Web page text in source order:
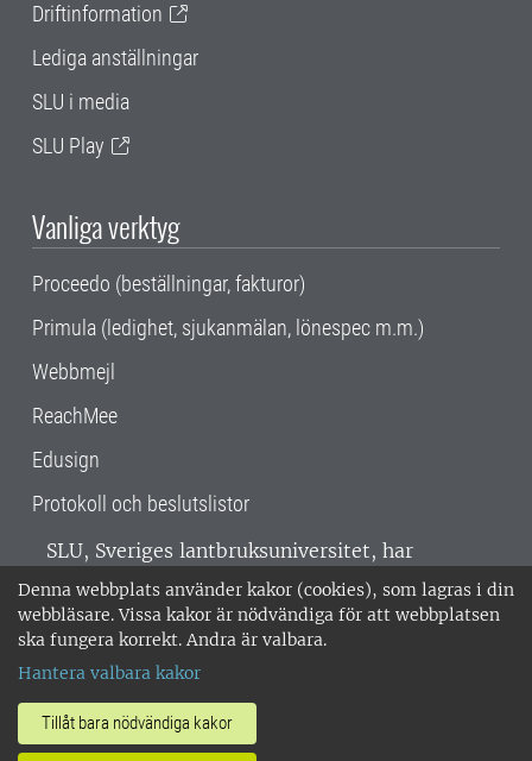
Denna webbplats använder kakor (cookies), som lagras i din
webbläsare. Vissa kakor är nödvändiga för att webbplatsen
ska fungera korrekt. Andra är valbara.
Hantera valbara kakor
Tillåt bara nödvändiga kakor
Driftinformation
Lediga anställningar
SLU i media
SLU Play
Vanliga verktyg
Proceedo (beställningar, fakturor)
Primula (ledighet, sjukanmälan, lönespec m.m.)
Webbmejl
ReachMee
Edusign
Protokoll och beslutslistor
SLU, Sveriges lantbruksuniversitet, har
verksamhet över hela Sverige. Huvudorter är
Alnarp, Uppsala och Umeå.SLU är
miljöcertifierat enligt ISO 14001. •
018-67 10 00 • Org nr: 202100-2817 •
Om SLU:s webbplatser
•Hantera kakor•Behandling av